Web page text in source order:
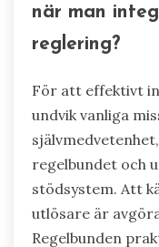
stödjande miljö.
möjligt för
beslutsfattande.
mindfulness och
förbättrar
stödjande miljö
kommunikation
emotionella
metoder kan